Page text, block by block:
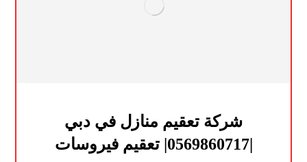
شركة تعقيم منازل في دبي
|0569860717| تعقيم فيروسات